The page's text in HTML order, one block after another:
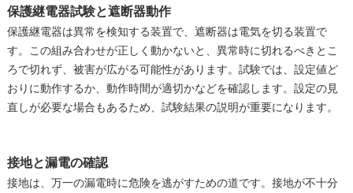
保護継電器試験と遮断器動作
保護継電器は異常を検知する装置で、遮断器は電気を切る装置で
す。この組み合わせが正しく動かないと、異常時に切れるべきとこ
ろで切れず、被害が広がる可能性があります。試験では、設定値ど
おりに動作するか、動作時間が適切かなどを確認します。設定の見
直しが必要な場合もあるため、試験結果の説明が重要になります。
接地と漏電の確認
接地は、万一の漏電時に危険を逃がすための道です。接地が不十分